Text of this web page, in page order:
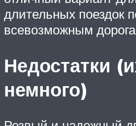
длительных поездок
всевозможным
Недостатки
немного)